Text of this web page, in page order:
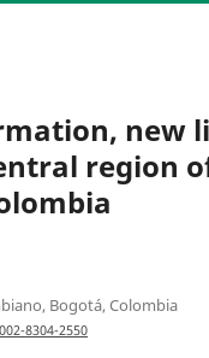
new
region
Bogotá, Colombia
8304-2550